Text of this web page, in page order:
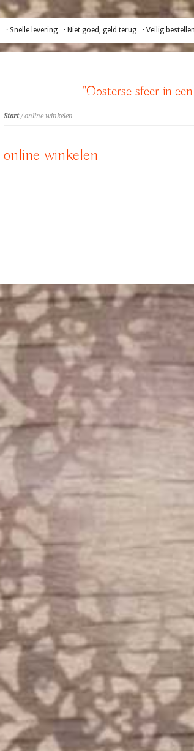
· Snelle levering · Niet goed, geld terug · Veilig bestellen
"Oosterse sfeer in
Start/ online winkelen
online winkelen